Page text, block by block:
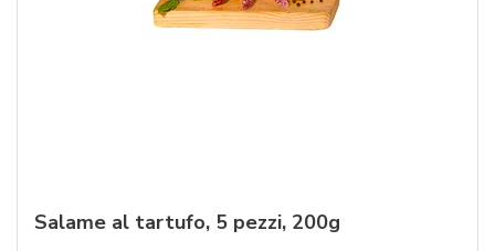
Salame al tartufo, 5 pezzi, 200g